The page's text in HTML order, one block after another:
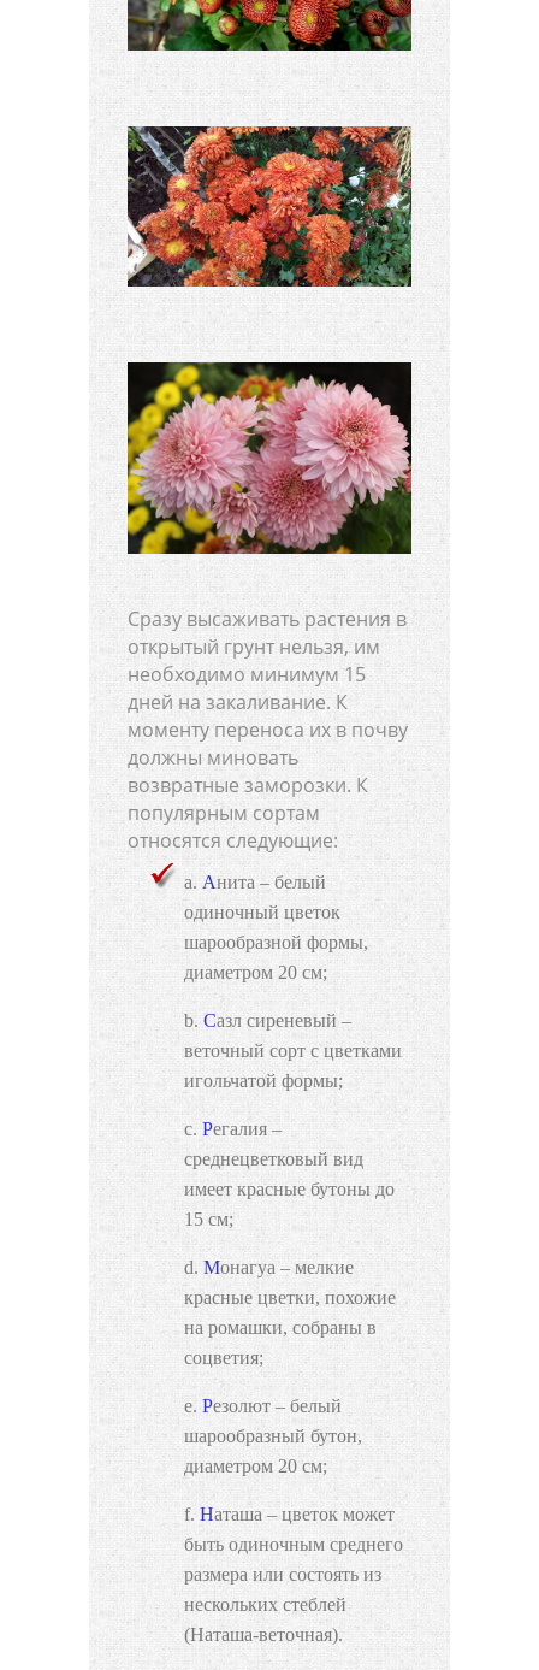
Сразу высаживать растения в
открытый грунт нельзя, им
необходимо минимум 15
дней на закаливание. К
моменту переноса их в почву
должны миновать
возвратные заморозки. К
популярным сортам
относятся следующие:
Анита – белый
одиночный цветок
шарообразной формы,
диаметром 20 см;
Сазл сиреневый –
веточный сорт с цветками
игольчатой формы;
Регалия –
среднецветковый вид
имеет красные бутоны до
15 см;
Монагуа – мелкие
красные цветки, похожие
на ромашки, собраны в
соцветия;
Резолют – белый
шарообразный бутон,
диаметром 20 см;
Наташа – цветок может
быть одиночным среднего
размера или состоять из
нескольких стеблей
(Наташа-веточная).